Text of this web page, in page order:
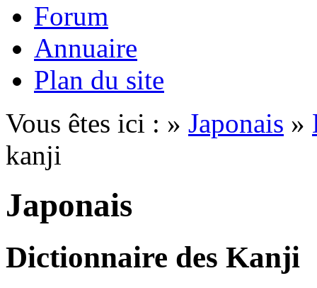
Forum
Annuaire
Plan du site
Vous êtes ici : » Japonais »
kanji
Japonais
Dictionnaire des Kanji